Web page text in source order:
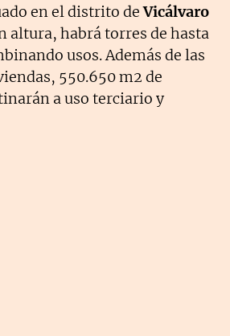
en el distrito deVicálvaro
altura, habrá torres de hasta
usos. Además de las
550.650 m2 de
a uso terciario y